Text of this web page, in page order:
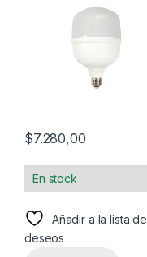
$7.280,00
En stock
Añadir a la lista de
deseos